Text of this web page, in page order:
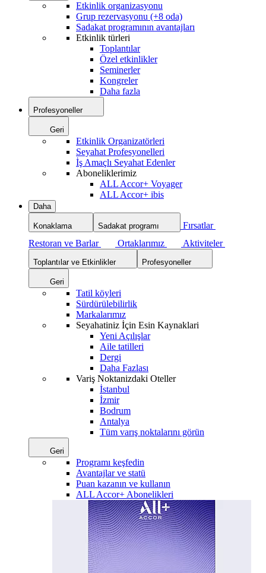
Etkinlik organizasyonu
Grup rezervasyonu (+8 oda)
Sadakat programının avantajları
Etkinlik türleri
Toplantılar
Özel etkinlikler
Seminerler
Kongreler
Daha fazla
Profesyoneller
Geri
Etkinlik Organizatörleri
Seyahat Profesyonelleri
İş Amaçlı Seyahat Edenler
Aboneliklerimiz
ALL Accor+ Voyager
ALL Accor+ ibis
Daha
Konaklama Sadakat programı
Fırsatlar
Restoran ve Barlar
Ortaklarımız Aktiviteler
Toplantılar ve Etkinlikler Profesyoneller
Geri
Tatil köyleri
Sürdürülebilirlik
Markalarımız
Seyahatiniz İçin Esin Kaynaklari
Yeni Açılışlar
Aile tatilleri
Dergi
Daha Fazlası
Variş Noktanizdaki Oteller
İstanbul
İzmir
Bodrum
Antalya
Tüm varış noktalarını görün
Geri
Programı keşfedin
Avantajlar ve statü
Puan kazanın ve kullanın
ALL Accor+ Abonelikleri